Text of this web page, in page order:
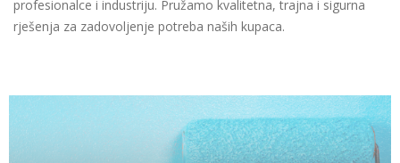
profesionalce i industriju. Pružamo kvalitetna, trajna i sigurna
rješenja za zadovoljenje potreba naših kupaca.